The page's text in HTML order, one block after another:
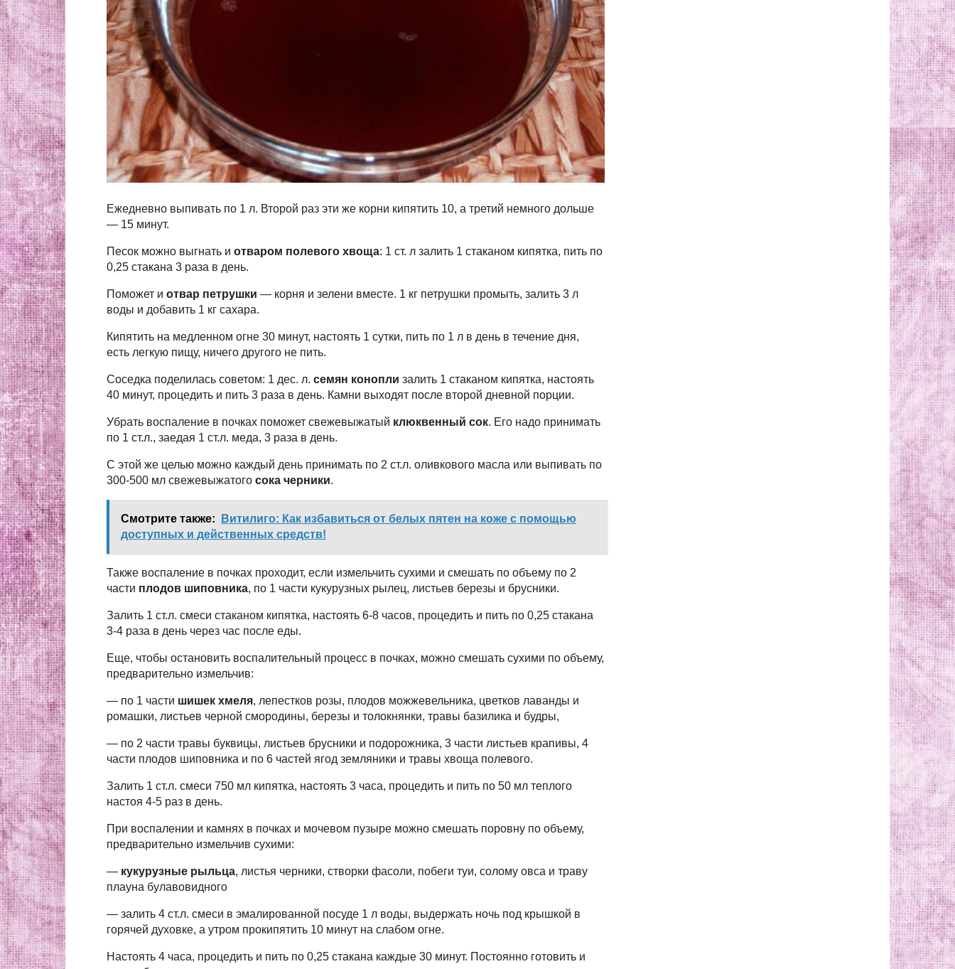
Ежедневно выпивать по 1 л. Второй раз эти же корни кипятить 10, а третий немного дольше
— 15 минут.
Песок можно выгнать и отваром полевого хвоща: 1 ст. л залить 1 стаканом кипятка, пить по
0,25 стакана 3 раза в день.
Поможет и отвар петрушки — корня и зелени вместе. 1 кг петрушки промыть, залить 3 л
воды и добавить 1 кг сахара.
Кипятить на медленном огне 30 минут, настоять 1 сутки, пить по 1 л в день в течение дня,
есть легкую пищу, ничего другого не пить.
Соседка поделилась советом: 1 дес. л. семян конопли залить 1 стаканом кипятка, настоять
40 минут, процедить и пить 3 раза в день. Камни выходят после второй дневной порции.
Убрать воспаление в почках поможет свежевыжатый клюквенный сок. Его надо принимать
по 1 ст.л., заедая 1 ст.л. меда, 3 раза в день.
С этой же целью можно каждый день принимать по 2 ст.л. оливкового масла или выпивать по
300-500 мл свежевыжатого сока черники.
Смотрите также:
Витилиго: Как избавиться от белых пятен на коже с помощью
доступных и действенных средств!
Также воспаление в почках проходит, если измельчить сухими и смешать по объему по 2
части плодов шиповника, по 1 части кукурузных рылец, листьев березы и брусники.
Залить 1 ст.л. смеси стаканом кипятка, настоять 6-8 часов, процедить и пить по 0,25 стакана
3-4 раза в день через час после еды.
Еще, чтобы остановить воспалительный процесс в почках, можно смешать сухими по объему,
предварительно измельчив:
— по 1 части шишек хмеля, лепестков розы, плодов можжевельника, цветков лаванды и
ромашки, листьев черной смородины, березы и толокнянки, травы базилика и будры,
— по 2 части травы буквицы, листьев брусники и подорожника, 3 части листьев крапивы, 4
части плодов шиповника и по 6 частей ягод земляники и травы хвоща полевого.
Залить 1 ст.л. смеси 750 мл кипятка, настоять 3 часа, процедить и пить по 50 мл теплого
настоя 4-5 раз в день.
При воспалении и камнях в почках и мочевом пузыре можно смешать поровну по объему,
предварительно измельчив сухими:
— кукурузные рыльца, листья черники, створки фасоли, побеги туи, солому овса и траву
плауна булавовидного
— залить 4 ст.л. смеси в эмалированной посуде 1 л воды, выдержать ночь под крышкой в
горячей духовке, а утром прокипятить 10 минут на слабом огне.
Настоять 4 часа, процедить и пить по 0,25 стакана каждые 30 минут. Постоянно готовить и